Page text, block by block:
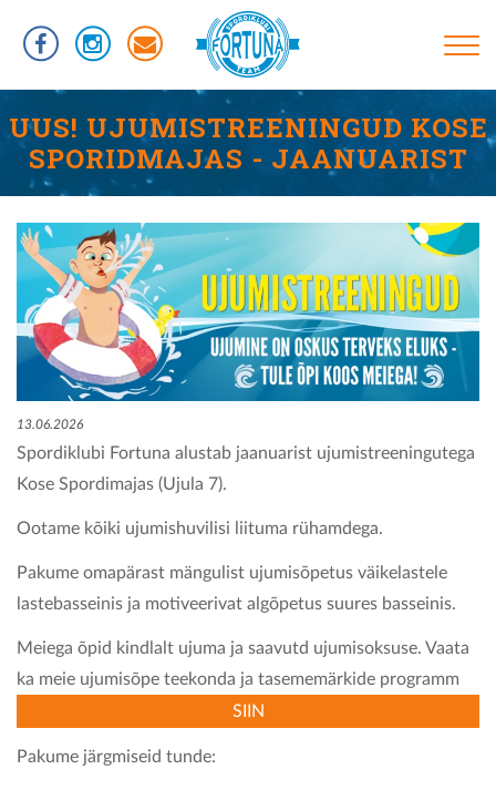
edasi
PõhinavigatsioonTREENINGUD
INFORMATSIOON
RÜHMAD
UJUMISTASEMED
KASULIKUD LINGID
VÕISTLUSED
KLUBIST
SPORTLASED
REKORDID
KONTAKT
UUS! UJUMISTREENINGUD KOSE
SPORIDMAJAS - JAANUARIST
13.06.2026
Spordiklubi Fortuna alustab jaanuarist ujumistreeningutega
Kose Spordimajas (Ujula 7).
Ootame kõiki ujumishuvilisi liituma rühamdega.
Pakume omapärast mängulist ujumisõpetus väikelastele
lastebasseinis ja motiveerivat algõpetus suures basseinis.
Meiega õpid kindlalt ujuma ja saavutd ujumisoksuse. Vaata
ka meie ujumisõpe teekonda ja tasememärkide programm
SIIN
Pakume järgmiseid tunde: